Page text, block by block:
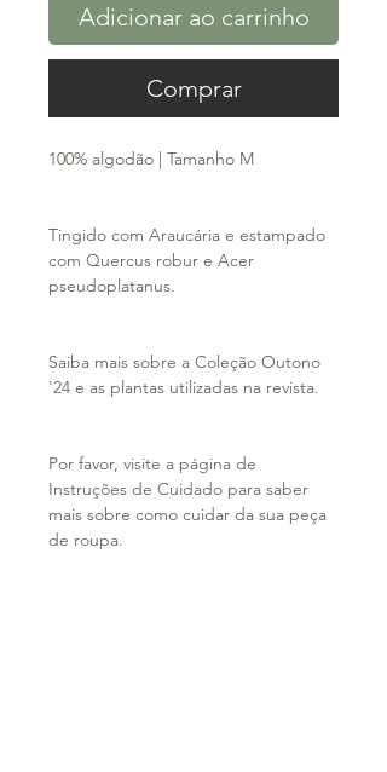
Adicionar ao carrinho
Comprar
100% algodão | Tamanho M
Tingido com Araucária e estampado
com Quercus robur e Acer
pseudoplatanus.
Saiba mais sobre a Coleção Outono
'24 e as plantas utilizadas na revista.
Por favor, visite a página de
Instruções de Cuidado para saber
mais sobre como cuidar da sua peça
de roupa.